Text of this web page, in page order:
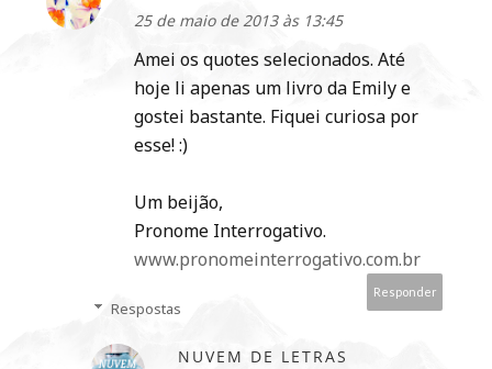
25 de maio de 2013 às 13:45
Amei os quotes selecionados. Até
hoje li apenas um livro da Emily e
gostei bastante. Fiquei curiosa por
esse! :)
Um beijão,
Pronome Interrogativo.
www.pronomeinterrogativo.com.br
Responder
Respostas
NUVEM DE LETRAS